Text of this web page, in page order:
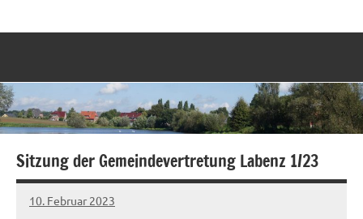
InhaltLabenz
sich
vor
Sitzung der Gemeindevertretung Labenz 1/23
10. Februar 2023
Sven